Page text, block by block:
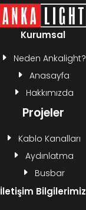
Kurumsal
Neden Ankalight?
Anasayfa
Hakkımızda
Projeler
Kablo Kanalları
Aydınlatma
Busbar
İletişim Bilgilerimiz